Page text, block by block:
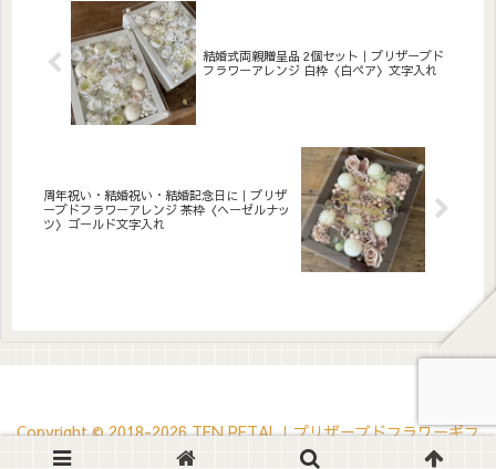
置き型でも飾れます。こんな
方へ結婚式の両親贈呈品に清
涼感あ...
す。華...
結婚式両親贈呈品 2個セット｜プリザーブド
フラワーアレンジ 白枠〈白ペア〉文字入れ
周年祝い・結婚祝い・結婚記念日に｜プリザ
ーブドフラワーアレンジ 茶枠〈ヘーゼルナッ
ツ〉ゴールド文字入れ
Copyright © 2018-2026 TEN PETAL｜プリザーブドフラワーギフ
ト・ウェルカムボード All Rights Reserved.